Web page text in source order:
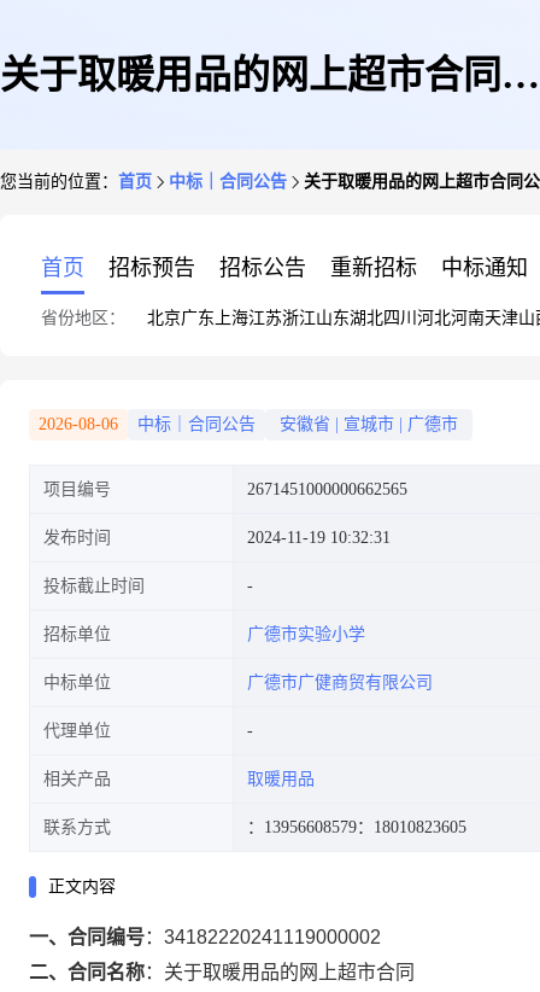
关于取暖用品的网上超市合同公
您当前的位置： 首页 中标｜合同公告 关于取暖用品的网上超市合同
首页 招标预告 招标公告 重新招标 中标通知
省份地区： 北京广东 上海江苏浙江山东湖北四川 河北河南天津山
2026-08-06 中标｜合同公告 安徽省 宣城市 广德市
项目编号 2671451000000662565
发布时间 2024-11-19 10:32:31
投标截止时间
招标单位 广德市实验小学
中标单位 广德市广健商贸有限公司
代理单位
相关产品 取暖用品
联系方式 ：13956608579：18010823605
正文内容
一、合同编号： 34182220241119000002
二、合同名称： 关于取暖用品的网上超市合同